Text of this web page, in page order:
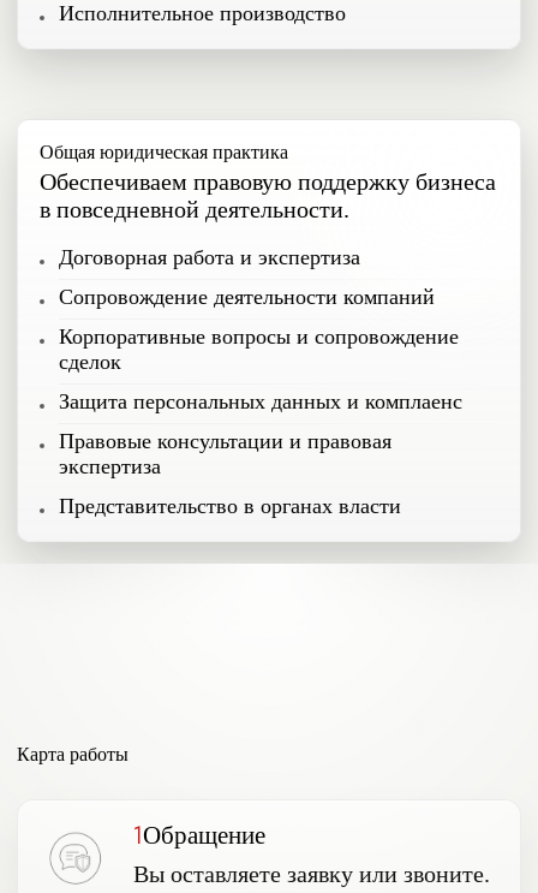
Исполнительное производство
Общая юридическая практика
Обеспечиваем правовую поддержку бизнеса
в повседневной деятельности.
Договорная работа и экспертиза
Сопровождение деятельности компаний
Корпоративные вопросы и сопровождение
сделок
Защита персональных данных и комплаенс
Правовые консультации и правовая
экспертиза
Представительство в органах власти
Карта работы
1Обращение
Вы оставляете заявку или звоните.